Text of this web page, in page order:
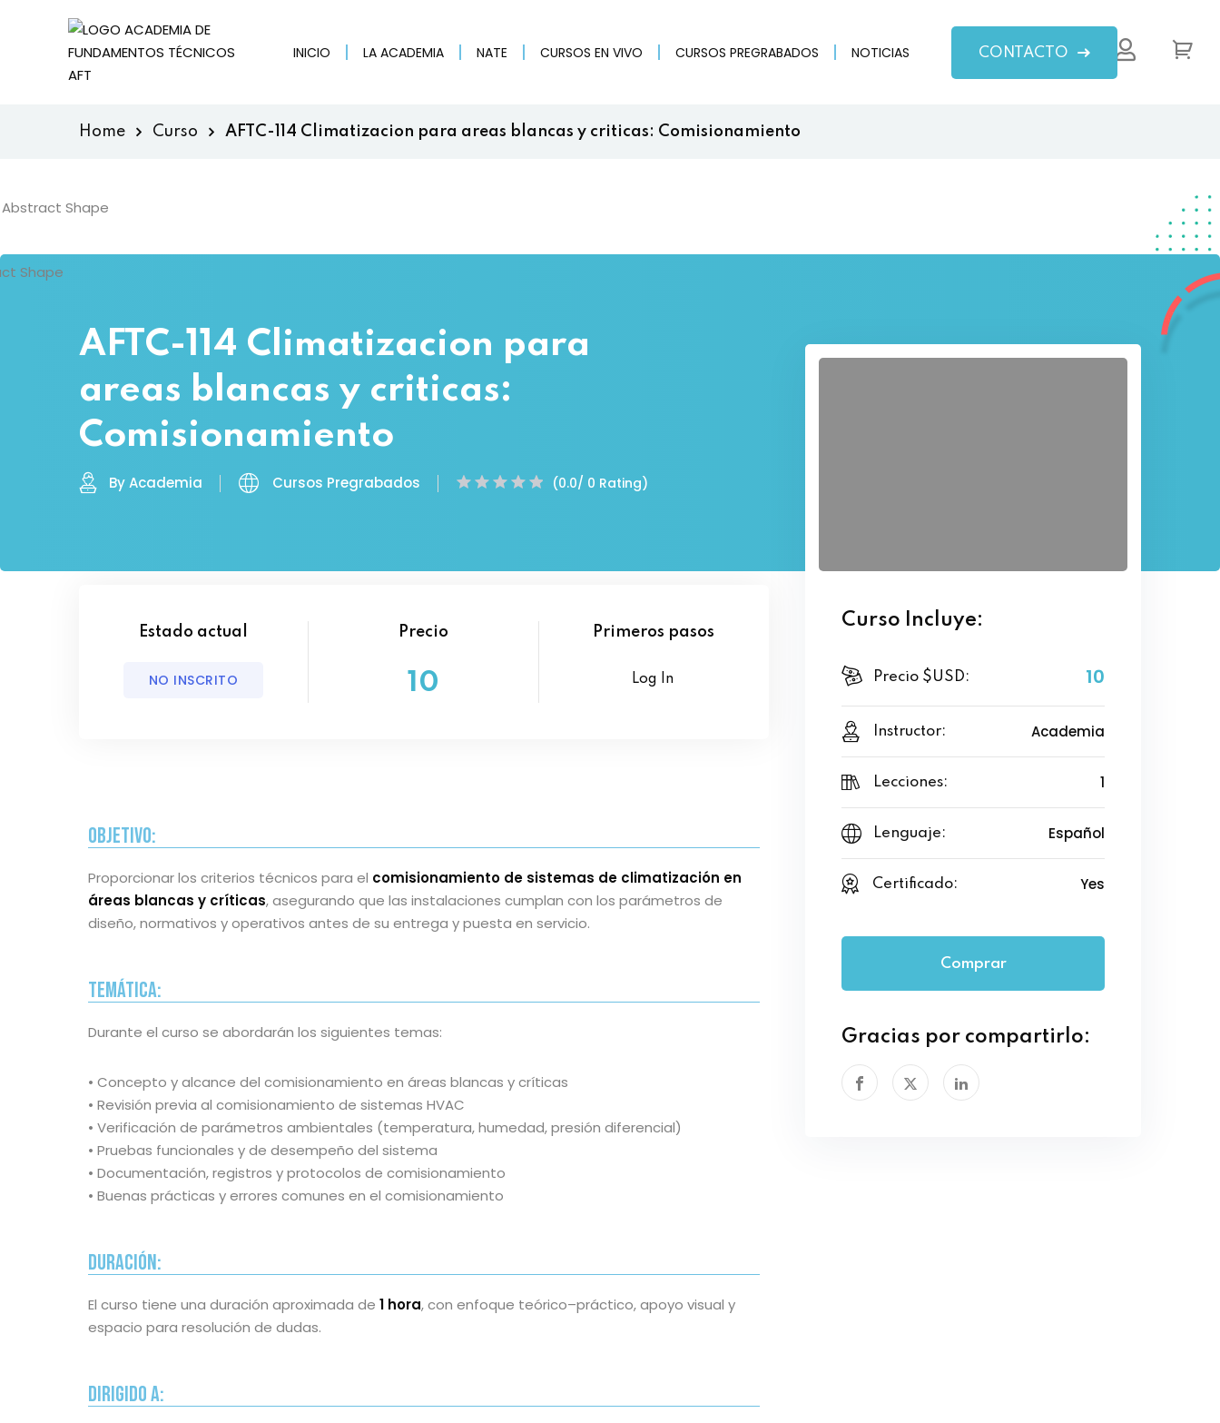
INICIO LA ACADEMIA NATE CURSOS EN VIVO CURSOS PREGRABADOS NOTICIAS CONTACTO
Home Curso AFTC-114 Climatizacion para areas blancas y criticas: Comisionamiento
AFTC-114 Climatizacion para
areas blancas y criticas:
Comisionamiento
By Academia Cursos Pregrabados (0.0/ 0 Rating)
Estado actual
NO INSCRITO
Precio
10
Primeros pasos
Log In
Objetivo:
Proporcionar los criterios técnicos para el comisionamiento de sistemas de climatización en
áreas blancas y críticas, asegurando que las instalaciones cumplan con los parámetros de
diseño, normativos y operativos antes de su entrega y puesta en servicio.
Temática:
Durante el curso se abordarán los siguientes temas:
• Concepto y alcance del comisionamiento en áreas blancas y críticas
• Revisión previa al comisionamiento de sistemas HVAC
• Verificación de parámetros ambientales (temperatura, humedad, presión diferencial)
• Pruebas funcionales y de desempeño del sistema
• Documentación, registros y protocolos de comisionamiento
• Buenas prácticas y errores comunes en el comisionamiento
Duración:
El curso tiene una duración aproximada de 1 hora, con enfoque teórico–práctico, apoyo visual y
espacio para resolución de dudas.
Dirigido a:
Curso Incluye:
Precio $USD: 10
Instructor: Academia
Lecciones: 1
Lenguaje: Español
Certificado: Yes
Comprar
Gracias por compartirlo:
Remember me Lost your password?